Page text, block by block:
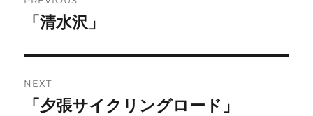
navigation
Previous
「清水沢」
NEXT
Next
「夕張サイクリングロード」